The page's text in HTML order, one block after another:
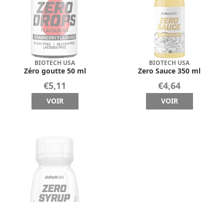
BIOTECH USA
Zéro goutte 50 ml
€5,11
VOIR
BIOTECH USA
Zero Sauce 350 ml
€4,64
VOIR